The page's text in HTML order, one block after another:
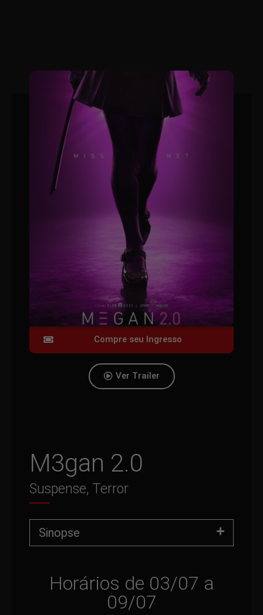
Compre seu Ingresso
Ver Trailer
M3gan 2.0
Suspense, Terror
Sinopse
Horários de 03/07 a
09/07